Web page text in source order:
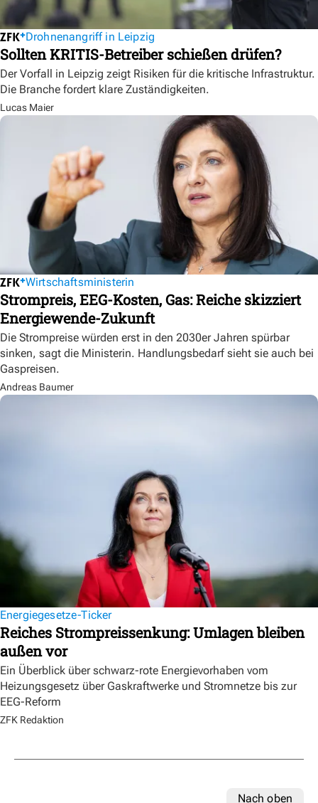
Drohnenangriff in Leipzig
Sollten KRITIS-Betreiber schießen drüfen?
Der Vorfall in Leipzig zeigt Risiken für die kritische Infrastruktur.
Die Branche fordert klare Zuständigkeiten.
Lucas Maier
Wirtschaftsministerin
Strompreis, EEG-Kosten, Gas: Reiche skizziert
Energiewende-Zukunft
Die Strompreise würden erst in den 2030er Jahren spürbar
sinken, sagt die Ministerin. Handlungsbedarf sieht sie auch bei
Gaspreisen.
Andreas Baumer
Energiegesetze-Ticker
Reiches Strompreissenkung: Umlagen bleiben
außen vor
Ein Überblick über schwarz-rote Energievorhaben vom
Heizungsgesetz über Gaskraftwerke und Stromnetze bis zur
EEG-Reform
ZFK Redaktion
Nach oben